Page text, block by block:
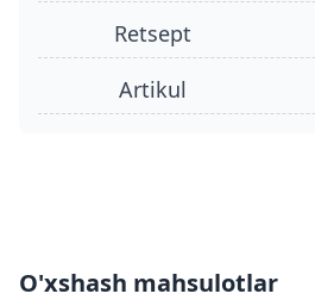
retsept
Artikul
O'xshash mahsulotlar